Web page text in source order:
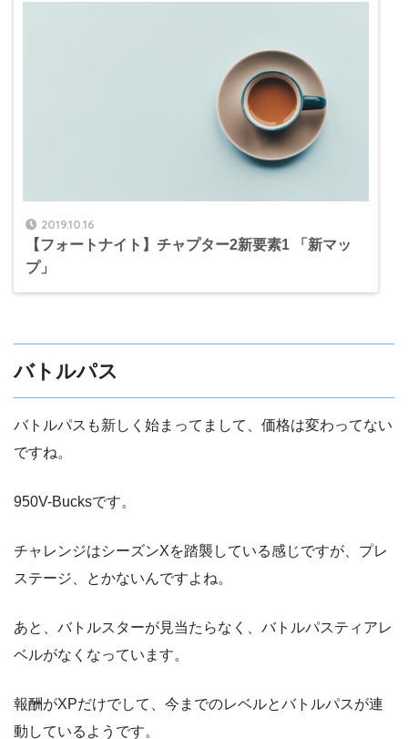
2019.10.16
【フォートナイト】チャプター2新要素1 「新マッ
プ」
バトルパス
バトルパスも新しく始まってまして、価格は変わってない
ですね。
950V-Bucksです。
チャレンジはシーズンXを踏襲している感じですが、プレ
ステージ、とかないんですよね。
あと、バトルスターが見当たらなく、バトルパスティアレ
ベルがなくなっています。
報酬がXPだけでして、今までのレベルとバトルパスが連
動しているようです。